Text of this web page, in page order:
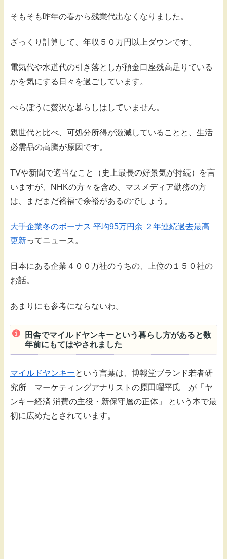
そもそも昨年の春から残業代出なくなりました。
ざっくり計算して、年収５０万円以上ダウンです。
電気代や水道代の引き落としが預金口座残高足りている
かを気にする日々を過ごしています。
べらぼうに贅沢な暮らしはしていません。
親世代と比べ、可処分所得が激減していることと、生活
必需品の高騰が原因です。
TVや新聞で適当なこと（史上最長の好景気が持続）を言
いますが、NHKの方々を含め、マスメディア勤務の方
は、まだまだ裕福で余裕があるのでしょう。
大手企業冬のボーナス 平均95万円余 ２年連続過去最高
更新ってニュース。
日本にある企業４００万社のうちの、上位の１５０社の
お話。
あまりにも参考にならないわ。
田舎でマイルドヤンキーという暮らし方があると数
年前にもてはやされました
マイルドヤンキーという言葉は、博報堂ブランド若者研
究所 マーケティングアナリストの原田曜平氏 が「ヤ
ンキー経済 消費の主役・新保守層の正体」 という本で最
初に広めたとされています。